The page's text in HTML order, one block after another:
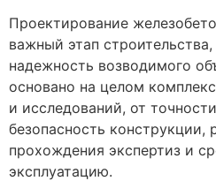
Проектирование
важный этап
надежность возводимого
основано на целом
и исследований, от
безопасность конструкции,
прохождения экспертиз и
эксплуатацию.